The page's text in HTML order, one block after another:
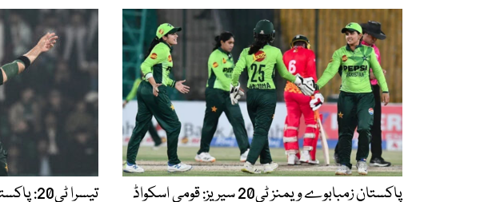
پاکستان زمبابوے ویمنز ٹی20 سیریز: قومی اسکواڈ